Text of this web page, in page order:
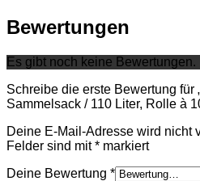
Bewertungen
Es gibt noch keine Bewertungen.
Schreibe die erste Bewertung für
Sammelsack / 110 Liter, Rolle à
Deine E-Mail-Adresse wird nicht
Felder sind mit* markiert
Deine Bewertung *